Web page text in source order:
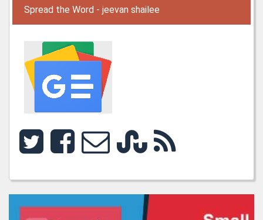
Spread the Word - jeevan shailee